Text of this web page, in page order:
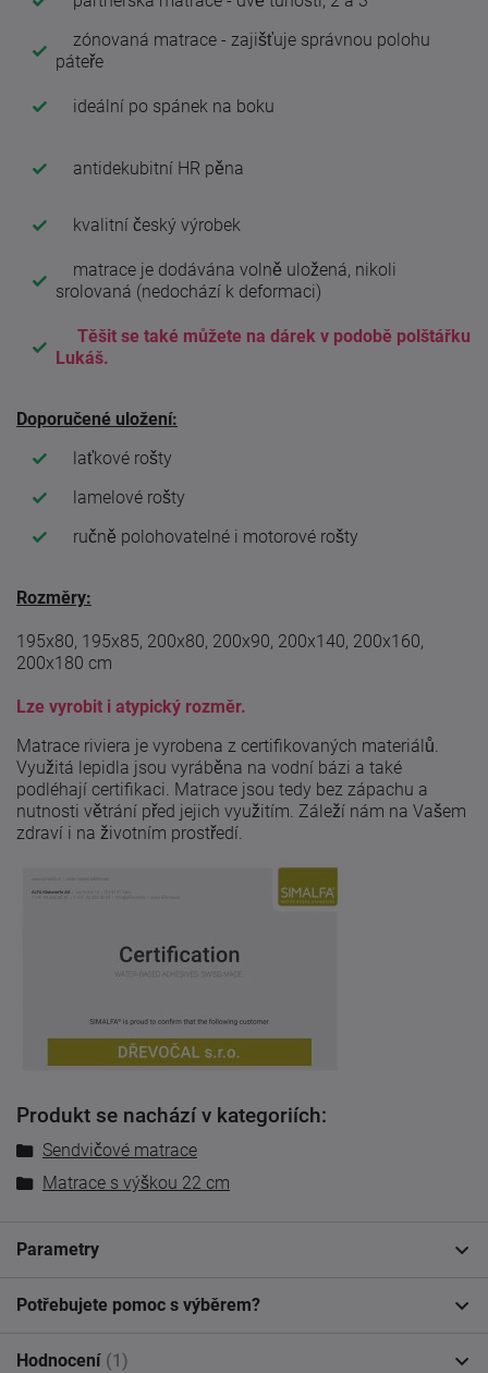
zónovaná matrace - zajišťuje správnou polohu
páteře
ideální po spánek na boku
antidekubitní HR pěna
kvalitní český výrobek
matrace je dodávána volně uložená, nikoli
srolovaná (nedochází k deformaci)
Těšit se také můžete na dárek v podobě polštářku
Lukáš.
Doporučené uložení:
laťkové rošty
lamelové rošty
ručně polohovatelné i motorové rošty
Rozměry:
195x80, 195x85, 200x80, 200x90, 200x140, 200x160,
200x180 cm
Lze vyrobit i atypický rozměr.
Matrace riviera je vyrobena z certifikovaných materiálů.
Využitá lepidla jsou vyráběna na vodní bázi a také
podléhají certifikaci. Matrace jsou tedy bez zápachu a
nutnosti větrání před jejich využitím. Záleží nám na Vašem
zdraví i na životním prostředí.
Produkt se nachází v kategoriích:
Sendvičové matrace
Matrace s výškou 22 cm
Parametry
Potřebujete pomoc s výběrem?
Hodnocení (1)